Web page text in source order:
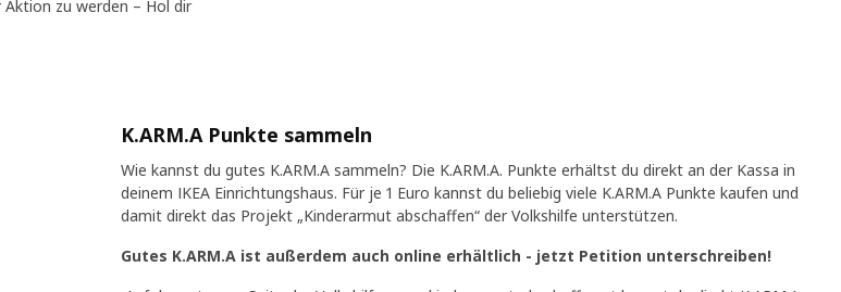
zu werden – Hol dir
K.ARM.A Punkte sammeln
Wie kannst du gutes K.ARM.A sammeln? Die K.ARM.A. Punkte erhältst du direkt an der Kassa in
deinem IKEA Einrichtungshaus. Für je 1 Euro kannst du beliebig viele K.ARM.A Punkte kaufen und
damit direkt das Projekt „Kinderarmut abschaffen“ der Volkshilfe unterstützen.
Gutes K.ARM.A ist außerdem auch online erhältlich - jetzt Petition unterschreiben!